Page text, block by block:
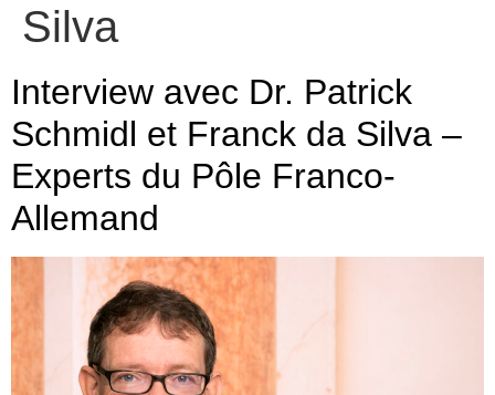
Silva
Interview avec Dr. Patrick
Schmidl et Franck da Silva –
Experts du Pôle Franco-
Allemand